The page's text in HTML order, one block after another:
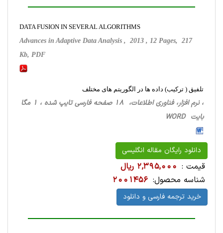
DATA FUSION IN SEVERAL ALGORITHMS
Advances in Adaptive Data Analysis , 2013 , 12 Pages, 217
Kb, PDF
تلفیق ( ترکیب) داده ها در الگوریتم های مختلف
، نرم افزار، فناوری اطلاعات، 18 صفحه فارسی تایپ شده ، 1 مگا
بایت WORD
دانلود رایگان مقاله انگلیسی
قیمت : 2,395,000 ریال
شناسه محصول: 2001456
خرید ترجمه فارسی و دانلود